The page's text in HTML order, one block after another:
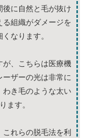
に自然と毛が抜け
組織がダメージを
なります。
が、こちらは医療機
ザーの光は非常に
き毛のような太い
ます。
れらの脱毛法を利